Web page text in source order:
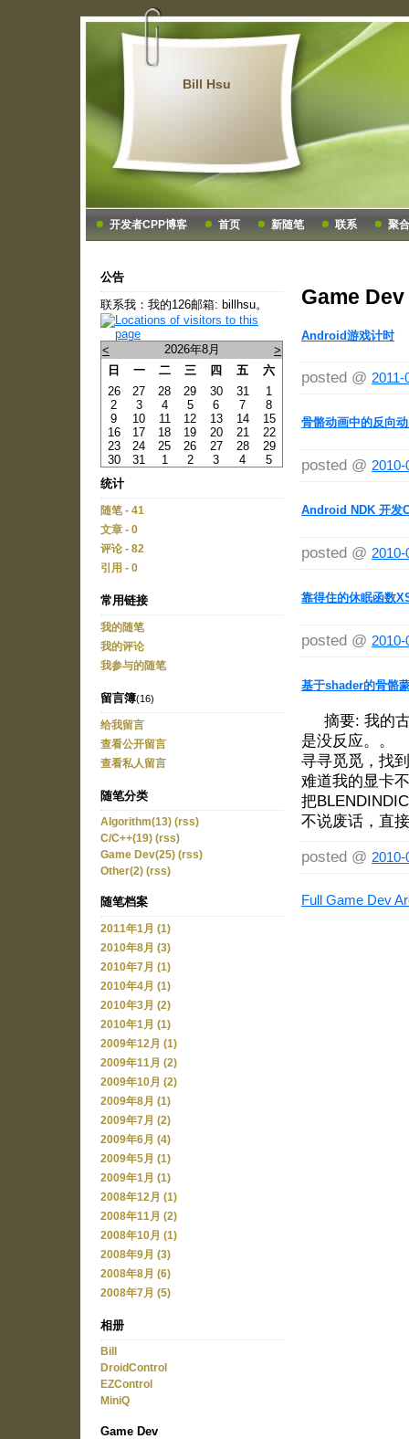
Bill Hsu
开发者CPP博客 首页 新随笔 联系 聚合
公告
联系我：我的126邮箱: billhsu。
< 2026年8月
>
日
一 二 三 四 五
六
26
27 28 29 30 31
1
2
3 4 5 6 7
8
9
10 11 12 13 14
15
16
17 18 19 20 21
22
23
24 25 26 27 28
29
30
31 1 2 3 4
5
统计
随笔 - 41
文章 - 0
评论 - 82
引用 - 0
常用链接
我的随笔
我的评论
我参与的随笔
留言簿(16)
给我留言
查看公开留言
查看私人留言
随笔分类
Algorithm(13) (rss)
C/C++(19) (rss)
Game Dev(25) (rss)
Other(2) (rss)
随笔档案
2011年1月 (1)
2010年8月 (3)
2010年7月 (1)
2010年4月 (1)
2010年3月 (2)
2010年1月 (1)
2009年12月 (1)
2009年11月 (2)
2009年10月 (2)
2009年8月 (1)
2009年7月 (2)
2009年6月 (4)
2009年5月 (1)
2009年1月 (1)
2008年12月 (1)
2008年11月 (2)
2008年10月 (1)
2008年9月 (3)
2008年8月 (6)
2008年7月 (5)
相册
Bill
DroidControl
EZControl
MiniQ
Game Dev
Game Dev
Android游戏计时
posted @ 2011-
骨骼动画中的反向
posted @ 2010-
Android NDK 开发
posted @ 2010-
靠得住的休眠函数
posted @ 2010-
基于shader的骨骼
摘要: 我的古
是没反应。。
寻寻觅觅，找
难道我的显卡
把
不说废话，直
posted @ 2010-
Full Game Dev